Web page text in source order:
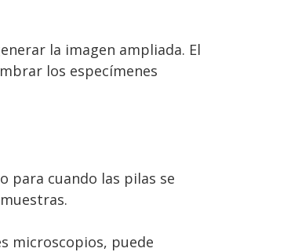
la imagen ampliada. El
los especímenes
para cuando las pilas se
microscopios, puede